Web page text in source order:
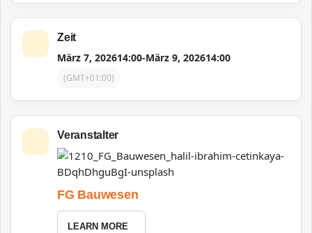
Zeit
März 7, 202614:00-März 9, 202614:00
(GMT+01:00)
Veranstalter
FG Bauwesen
LEARN MORE